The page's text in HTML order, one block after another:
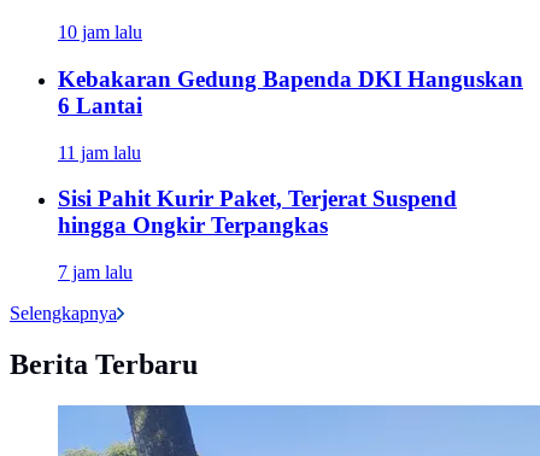
10 jam lalu
Kebakaran Gedung Bapenda DKI Hanguskan
6 Lantai
11 jam lalu
Sisi Pahit Kurir Paket, Terjerat Suspend
hingga Ongkir Terpangkas
7 jam lalu
Selengkapnya
Berita Terbaru